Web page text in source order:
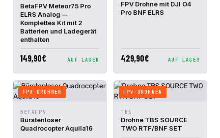
SCHNELLANSICHT
IN DEN
BetaFPV Meteor75 Pro
ELRS Analog —
Komplettes Kit mit 2
Batterien und Ladegerät
enthalten
149,90€ AUF LAGER
FPV Drohne mit DJI O4
Pro BNF ELRS
429,90€ AUF LAGER
FPV-DROHNEN
SCHNELLANSICHT
BETAFPV
Bürstenloser
Quadrocopter Aquila16
FPV-DROHNEN
SCHNELLANSICHT
WARENKORB
TBS
Drohne TBS SOURCE
TWO RTF/BNF SET